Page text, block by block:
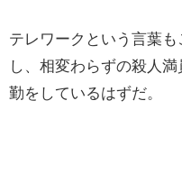
テレワークという言葉
し、相変わらずの殺人
勤をしているはずだ。